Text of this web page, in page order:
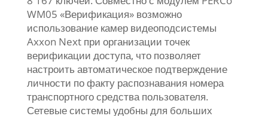
WM05 «Верификация» возможно
использование камер видеоподсистемы
Axxon Next при организации точек
верификации доступа, что позволяет
настроить автоматическое подтверждение
личности по факту распознавания номера
транспортного средства пользователя.
Сетевые системы удобны для больших